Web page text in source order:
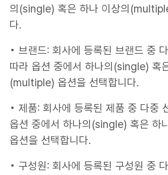
의(single) 혹은 하나 이상의
다.
• 브랜드: 회사에 등록된 브랜드 중
따라 옵션 중에서 하나의(single) 혹
(multiple) 옵션을 선택합니다.
• 제품: 회사에 등록된 제품 중 다중
옵션 중에서 하나의(single) 혹은 하
옵션을 선택합니다.
• 구성원: 회사에 등록된 구성원 중